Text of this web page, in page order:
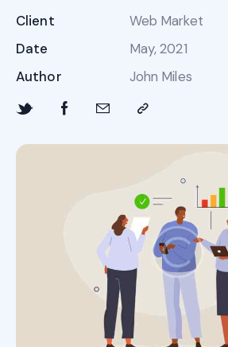
Client
Web Market
Date
May, 2021
Author
John Miles